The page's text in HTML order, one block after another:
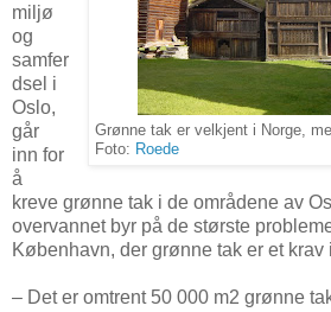
Grønne tak er velkjent i Norge,
Foto: Roede
miljø
og
samfer
dsel i
Oslo,
går
inn for
å
kreve grønne tak i de områdene av
overvannet byr på de største
København, der grønne tak er et krav
– Det er omtrent 50 000 m2 grønne